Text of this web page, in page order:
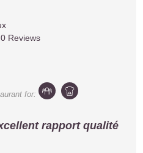
0 Reviews
for:
rapport qualité